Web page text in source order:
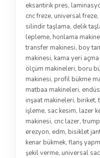
eksantirik pres,
cnc freze, universal freze,
silindir taşlama, delik
lepleme, honlama
transfer makinesi, boy
makinesi, kama yeri
ölçüm makineleri, boru
makinesi, profil bükme
matbaa makineleri,
inşaat makineleri, biriket,
işleme, sac kesim, lazer
makinesi, cnc lazer,
erezyon, edm, bisiklet
kenar bükmek, flanş
şekil verme, universal